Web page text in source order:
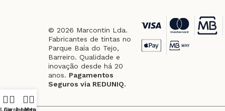
© 2026 Marcontin Lda.
Fabricantes de tintas no
Parque Baía do Tejo,
Barreiro. Qualidade e
inovação desde há 20
anos. Pagamentos
Seguros via REDUNIQ.